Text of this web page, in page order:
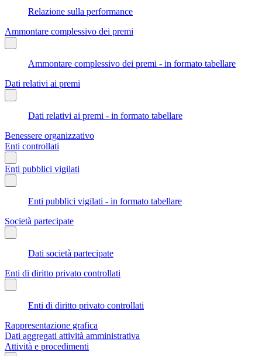
Relazione sulla performance
Ammontare complessivo dei premi
Ammontare complessivo dei premi - in formato tabellare
Dati relativi ai premi
Dati relativi ai premi - in formato tabellare
Benessere organizzativo
Enti controllati
Enti pubblici vigilati
Enti pubblici vigilati - in formato tabellare
Società partecipate
Dati società partecipate
Enti di diritto privato controllati
Enti di diritto privato controllati
Rappresentazione grafica
Dati aggregati attività amministrativa
Attività e procedimenti